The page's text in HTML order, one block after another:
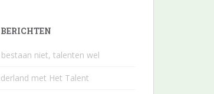
bestaan niet, talenten wel
met Het Talent